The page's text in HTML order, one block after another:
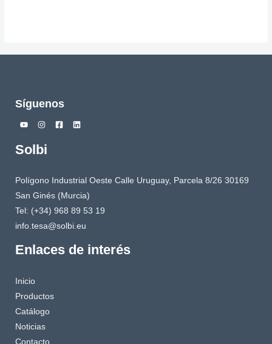
Síguenos
Solbi
Polígono Industrial Oeste Calle Uruguay, Parcela 8/26 30169
San Ginés (Murcia)
Tel: (+34) 968 89 53 19
info.tesa@solbi.eu
Enlaces de interés
Inicio
Productos
Catálogo
Noticias
Contacto